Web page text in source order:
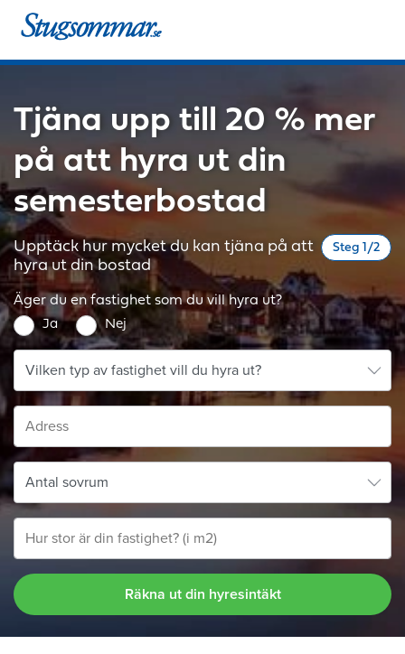
Tjäna upp till 20 % mer
på att hyra ut din
semesterbostad
Upptäck hur mycket du kan tjäna på att
hyra ut din bostad
Steg 1/2
Äger du en fastighet som du vill hyra ut?
Ja Nej
Räkna ut din hyresintäkt